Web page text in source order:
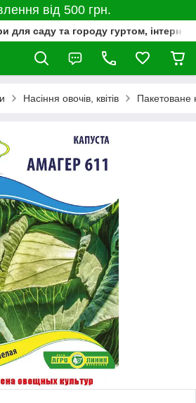
від 500 грн.
для саду та городу гуртом,
Насіння овочів, квітів Пакетоване